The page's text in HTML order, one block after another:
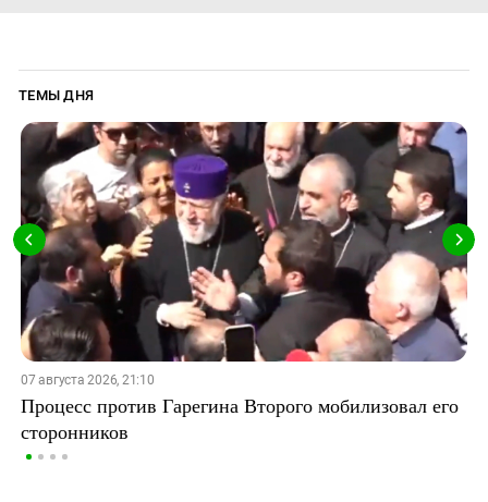
ТЕМЫ ДНЯ
07 августа 2026, 21:10
Процесс против Гарегина Второго мобилизовал его
сторонников